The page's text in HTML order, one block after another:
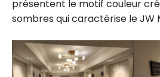
Marriott
Bonvoy au
présentent le motif couleur
sombres qui caractérise le JW